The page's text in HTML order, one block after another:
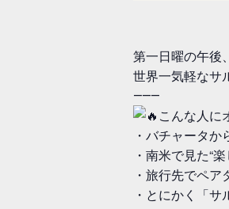
第一日曜の午後、
世界一気軽なサ
⸻
こんな人に
・バチャータ
・南米で見た“
・旅行先でペ
・とにかく「